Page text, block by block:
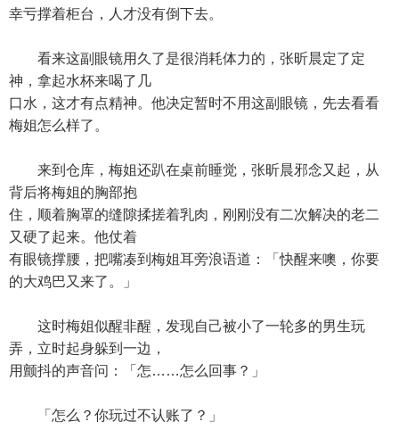
幸亏撑着柜台，人才没有倒下去。
看来这副眼镜用久了是很消耗体力的，张昕晨定了定
神，拿起水杯来喝了几
口水，这才有点精神。他决定暂时不用这副眼镜，先去看看
梅姐怎么样了。
来到仓库，梅姐还趴在桌前睡觉，张昕晨邪念又起，从
背后将梅姐的胸部抱
住，顺着胸罩的缝隙揉搓着乳肉，刚刚没有二次解决的老二
又硬了起来。他仗着
有眼镜撑腰，把嘴凑到梅姐耳旁浪语道：「快醒来噢，你要
的大鸡巴又来了。」
这时梅姐似醒非醒，发现自己被小了一轮多的男生玩
弄，立时起身躲到一边，
用颤抖的声音问：「怎……怎么回事？」
「怎么？你玩过不认账了？」